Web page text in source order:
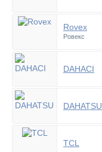
Rovex
Ровекс
DAHACI
DAHATSU
TCL